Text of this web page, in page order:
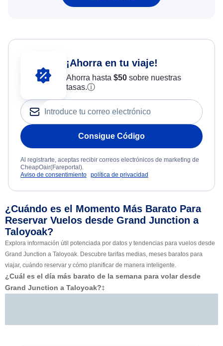
¡Ahorra en tu viaje!
Ahorra hasta $50sobre nuestras
tasas.ⓘ
Consigue Código
Al registrarte, aceptas recibir correos electrónicos de marketing de
CheapOair(Fareportal).
Aviso de consentimiento política de privacidad
¿Cuándo es el Momento Más Barato Para
Reservar Vuelos desde Grand Junction a
Taloyoak?
Explora información útil potenciada por datos y tendencias para vuelos desde
Grand Junction a Taloyoak. Descubre tarifas medias, meses baratos para
viajar, cuándo reservar y cómo planificar de manera inteligente.
¿Cuál es el día más barato de la semana para volar desde
Grand Junction a Taloyoak?‡